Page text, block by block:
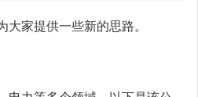
家提供一些新的思路。